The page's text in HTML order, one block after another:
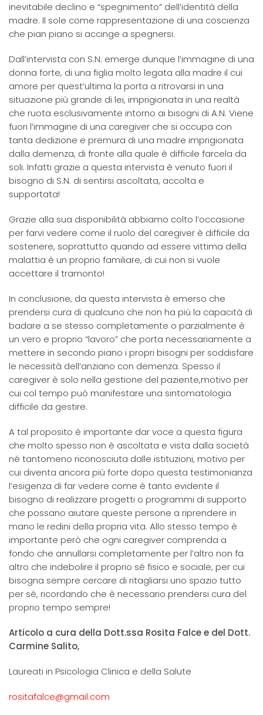
inevitabile declino e “spegnimento” dell’identità della
madre. Il sole come rappresentazione di una coscienza
che pian piano si accinge a spegnersi.
Dall’intervista con S.N. emerge dunque l’immagine di una
donna forte, di una figlia molto legata alla madre il cui
amore per quest’ultima la porta a ritrovarsi in una
situazione più grande di lei, imprigionata in una realtà
che ruota esclusivamente intorno ai bisogni di A.N. Viene
fuori l’immagine di una caregiver che si occupa con
tanta dedizione e premura di una madre imprigionata
dalla demenza, di fronte alla quale è difficile farcela da
soli. Infatti grazie a questa intervista è venuto fuori il
bisogno di S.N. di sentirsi ascoltata, accolta e
supportata!
Grazie alla sua disponibilità abbiamo colto l’occasione
per farvi vedere come il ruolo del caregiver è difficile da
sostenere, soprattutto quando ad essere vittima della
malattia è un proprio familiare, di cui non si vuole
accettare il tramonto!
In conclusione, da questa intervista è emerso che
prendersi cura di qualcuno che non ha più la capacità di
badare a se stesso completamente o parzialmente è
un vero e proprio “lavoro” che porta necessariamente a
mettere in secondo piano i propri bisogni per soddisfare
le necessità dell’anziano con demenza. Spesso il
caregiver è solo nella gestione del paziente,motivo per
cui col tempo può manifestare una sintomatologia
difficile da gestire.
A tal proposito è importante dar voce a questa figura
che molto spesso non è ascoltata e vista dalla società
né tantomeno riconosciuta dalle istituzioni, motivo per
cui diventa ancora più forte dopo questa testimonianza
l’esigenza di far vedere come è tanto evidente il
bisogno di realizzare progetti o programmi di supporto
che possano aiutare queste persone a riprendere in
mano le redini della propria vita. Allo stesso tempo è
importante però che ogni caregiver comprenda a
fondo che annullarsi completamente per l’altro non fa
altro che indebolire il proprio sé fisico e sociale, per cui
bisogna sempre cercare di ritagliarsi uno spazio tutto
per sé, ricordando che è necessario prendersi cura del
proprio tempo sempre!
Articolo a cura della Dott.ssa Rosita Falce e del Dott.
Carmine Salito,
Laureati in Psicologia Clinica e della Salute
rositafalce@gmail.com